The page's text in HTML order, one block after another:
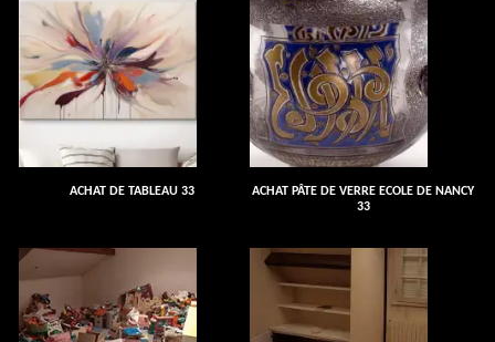
ACHAT DE TABLEAU 33
ACHAT PÂTE DE VERRE ECOLE DE NANCY
33